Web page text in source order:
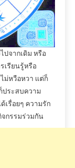
ปจากเดิม หรือ
เรียนรู้หรือ
ม่หวือหวา แต่ก็
ประสบความ
เรื่อยๆ ความรัก
จกรรมร่วมกัน